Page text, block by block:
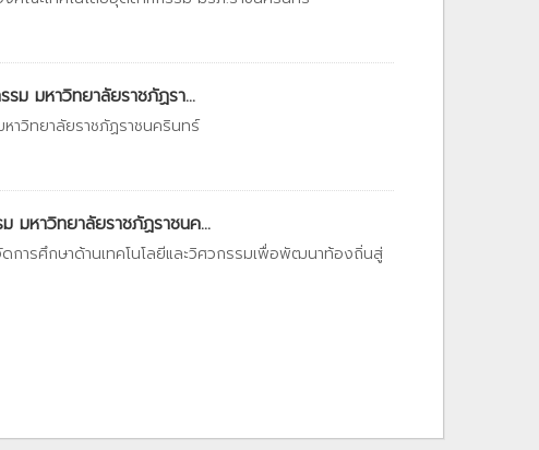
มหาวิทยาลัยราชภัฏรา...
าวิทยาลัยราชภัฏราชนครินทร์
มหาวิทยาลัยราชภัฏราชนค...
ารศึกษาด้านเทคโนโลยีและวิศวกรรมเพื่อพัฒนาท้องถิ่นสู่